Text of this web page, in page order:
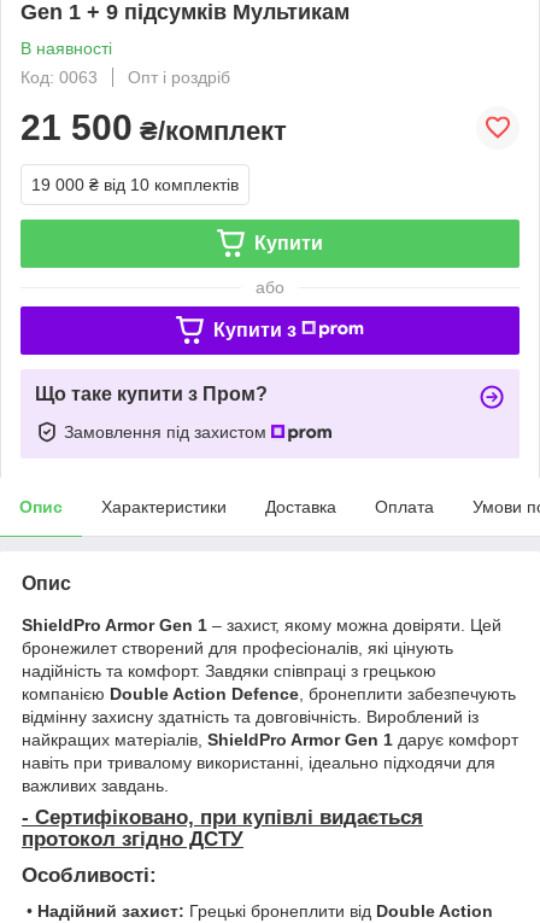
Gen 1 + 9 підсумків Мультикам
В наявності
Код: 0063
Опт і роздріб
21 500 ₴/комплект
19 000 ₴ від 10 комплектів
Купити
або
Купити з
Що таке купити з Пром?
Замовлення під захистом
Опис Характеристики Доставка Оплата Умови
Опис
ShieldPro Armor Gen 1 – захист, якому можна довіряти. Цей
бронежилет створений для професіоналів, які цінують
надійність та комфорт. Завдяки співпраці з грецькою
компанією Double Action Defence , бронеплити забезпечують
відмінну захисну здатність та довговічність. Вироблений із
найкращих матеріалів, ShieldPro Armor Gen 1 дарує комфорт
навіть при тривалому використанні, ідеально підходячи для
важливих завдань.
- Сертифіковано, при купівлі видається
протокол згідно ДСТУ
Особливості:
• Надійний захист: Грецькі бронеплити від Double Action